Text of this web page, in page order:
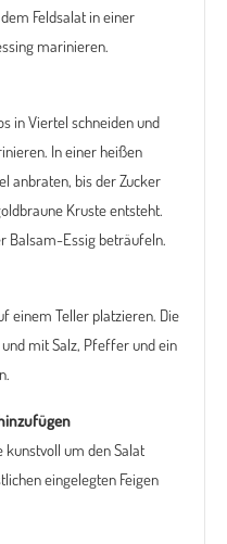
Feldsalat in einer
marinieren.
in Viertel schneiden und
In einer heißen
anbraten, bis der Zucker
Kruste entsteht.
Balsam-Essig beträufeln.
einem Teller platzieren. Die
mit Salz, Pfeffer und ein
kunstvoll um den Salat
eingelegten Feigen